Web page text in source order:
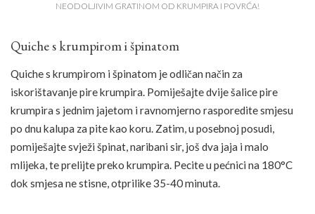
NEODOLJIVIM GRATINOM OD KRUMPIRA I POVRĆA!
Quiche s krumpirom i špinatom
Quiche s krumpirom i špinatom je odličan način za
iskorištavanje pire krumpira. Pomiješajte dvije šalice pire
krumpira s jednim jajetom i ravnomjerno rasporedite smjesu
po dnu kalupa za pite kao koru. Zatim, u posebnoj posudi,
pomiješajte svježi špinat, naribani sir, još dva jaja i malo
mlijeka, te prelijte preko krumpira. Pecite u pećnici na 180°C
dok smjesa ne stisne, otprilike 35-40 minuta.